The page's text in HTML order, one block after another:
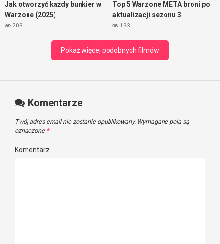
Jak otworzyć każdy bunkier w
Warzone (2025)
203
Top 5 Warzone META broni po
aktualizacji sezonu 3
193
Pokaż więcej podobnych filmów
Komentarze
Twój adres email nie zostanie opublikowany. Wymagane pola są
oznaczone *
Komentarz